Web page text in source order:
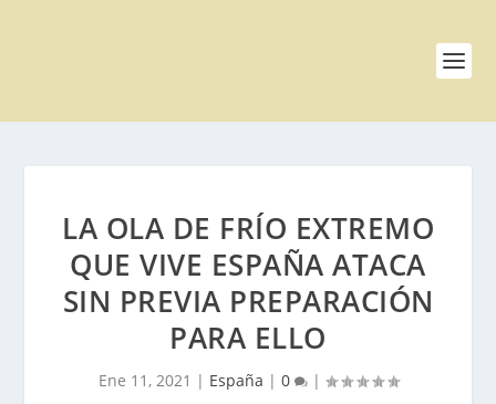
LA OLA DE FRÍO EXTREMO
QUE VIVE ESPAÑA ATACA
SIN PREVIA PREPARACIÓN
PARA ELLO
Ene 11, 2021 | España | 0 |